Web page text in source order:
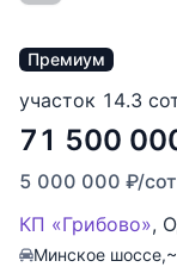
Премиум
участок 14.3
71 500
5 000 000 ₽/
КП «Грибово»,
Минское шоссе,